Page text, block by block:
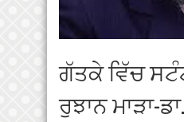
ਗੱਤਕੇ ਵਿੱਚ
ਰੁਝਾਨ ਮਾੜਾ-